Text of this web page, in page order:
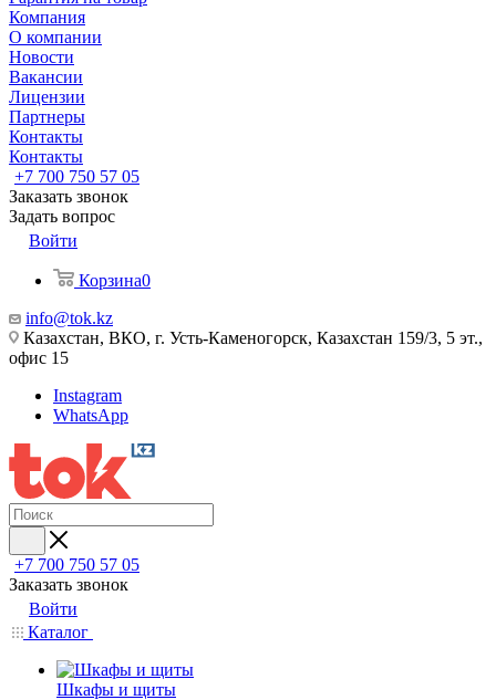
Компания
О компании
Новости
Вакансии
Лицензии
Партнеры
Контакты
Контакты
+7 700 750 57 05
Заказать звонок
Задать вопрос
Войти
Корзина0
info@tok.kz
Казахстан, ВКО, г. Усть-Каменогорск, Казахстан 159/3, 5 эт.,
офис 15
Instagram
WhatsApp
+7 700 750 57 05
Заказать звонок
Войти
Каталог
Шкафы и щиты